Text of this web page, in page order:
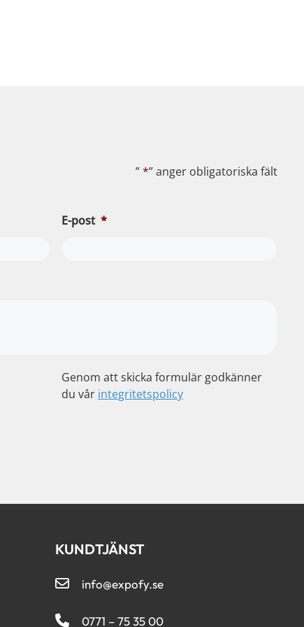
”*” anger obligatoriska fält
E-post *
Genom att skicka formulär godkänner
du vår integritetspolicy
KUNDTJÄNST
info@expofy.se
0771 – 75 35 00